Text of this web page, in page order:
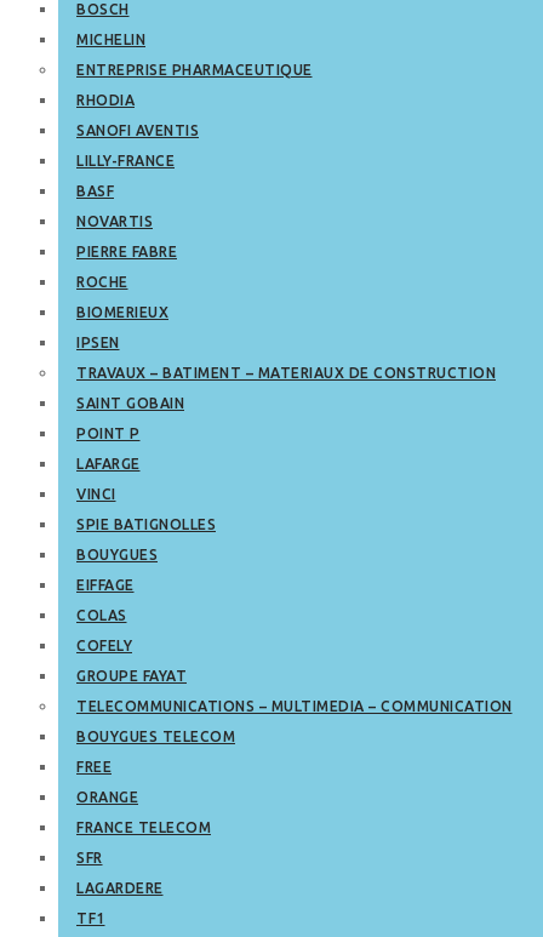
BOSCH
MICHELIN
ENTREPRISE PHARMACEUTIQUE
RHODIA
SANOFI AVENTIS
LILLY-FRANCE
BASF
NOVARTIS
PIERRE FABRE
ROCHE
BIOMERIEUX
IPSEN
TRAVAUX – BATIMENT – MATERIAUX DE CONSTRUCTION
SAINT GOBAIN
POINT P
LAFARGE
VINCI
SPIE BATIGNOLLES
BOUYGUES
EIFFAGE
COLAS
COFELY
GROUPE FAYAT
TELECOMMUNICATIONS – MULTIMEDIA – COMMUNICATION
BOUYGUES TELECOM
FREE
ORANGE
FRANCE TELECOM
SFR
LAGARDERE
TF1